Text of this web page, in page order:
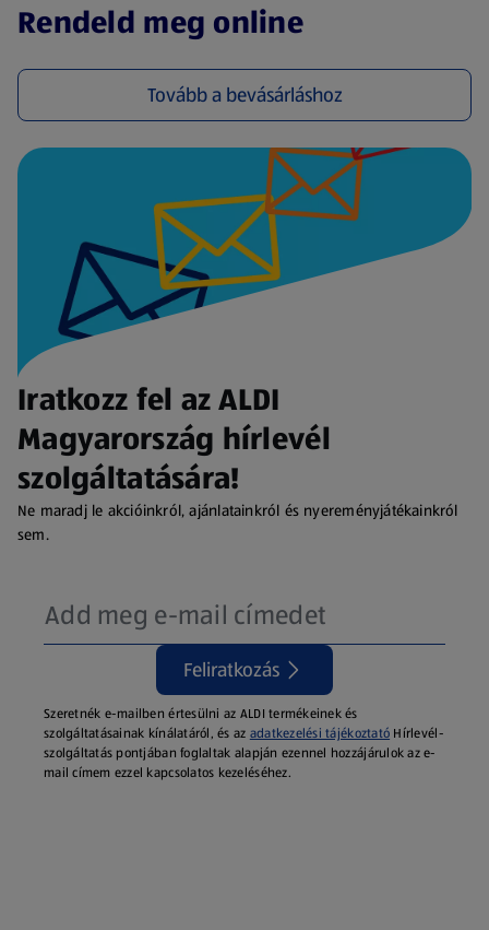
Rendeld meg online
Tovább a bevásárláshoz
(új oldalon nyílik meg)
Iratkozz fel az ALDI
Magyarország hírlevél
szolgáltatására!
Ne maradj le akcióinkról, ajánlatainkról és nyereményjátékainkról
sem.
Feliratkozás
Szeretnék e-mailben értesülni az ALDI termékeinek és
szolgáltatásainak kínálatáról, és az adatkezelési tájékoztató Hírlevél-
szolgáltatás pontjában foglaltak alapján ezennel hozzájárulok az e-
mail címem ezzel kapcsolatos kezeléséhez.